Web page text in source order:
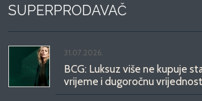
SUPERPRODAVAČ
31.07.2026.
BCG: Luksuz više ne kupuje
vrijeme i dugoročnu vrijednost